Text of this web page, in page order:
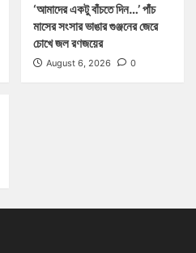
‘আমাদের একটু বাঁচতে দিন…’ পাঁচ
মাসের সংসার ভাঙার গুঞ্জনের জেরে
চোখে জল রণজয়ের
August 6, 2026
0